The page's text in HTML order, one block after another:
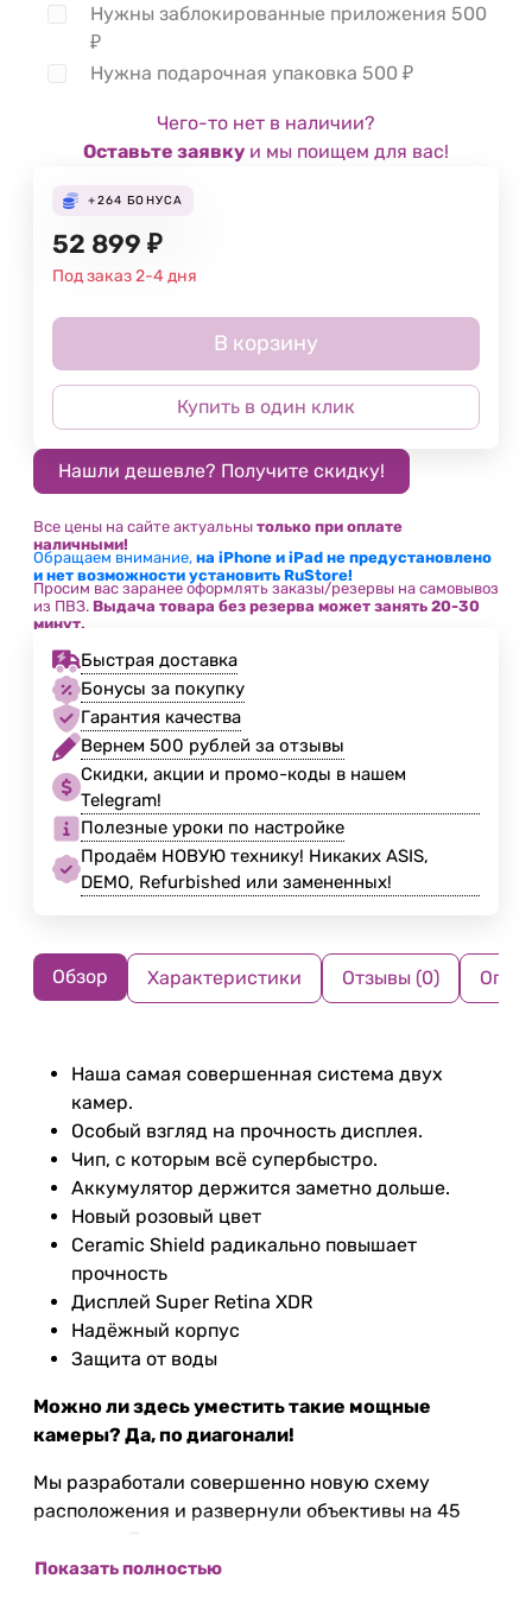
Нужны заблокированные приложения 500
₽
Нужна подарочная упаковка 500 ₽
Чего-то нет в наличии?
Оставьте заявку и мы поищем для вас!
+264 БОНУСА
52 899 ₽
Под заказ 2-4 дня
В корзину
Купить в один клик
Все цены на сайте актуальны только при оплате
наличными!
Обращаем внимание, на iPhone и iPad не предустановлено
и нет возможности установить RuStore!
Просим вас заранее оформлять заказы/резервы на самовывоз
из ПВЗ. Выдача товара без резерва может занять 20-30
минут.
Быстрая доставка
Бонусы за покупку
Гарантия качества
Вернем 500 рублей за отзывы
Скидки, акции и промо-коды в нашем
Telegram!
Полезные уроки по настройке
Продаём НОВУЮ технику! Никаких ASIS,
DEMO, Refurbished или замененных!
Обзор Характеристики Отзывы (0)
Наша самая совершенная система двух
камер.
Особый взгляд на прочность дисплея.
Чип, с которым всё супербыстро.
Аккумулятор держится заметно дольше.
Новый розовый цвет
Ceramic Shield радикально повышает
прочность
Дисплей Super Retina XDR
Надёжный корпус
Защита от воды
Можно ли здесь уместить такие мощные
камеры? Да, по диагонали!
Мы разработали совершенно новую схему
расположения и развернули объективы на 45
поместилась наша лучшая система двух камер с
Показать полностью